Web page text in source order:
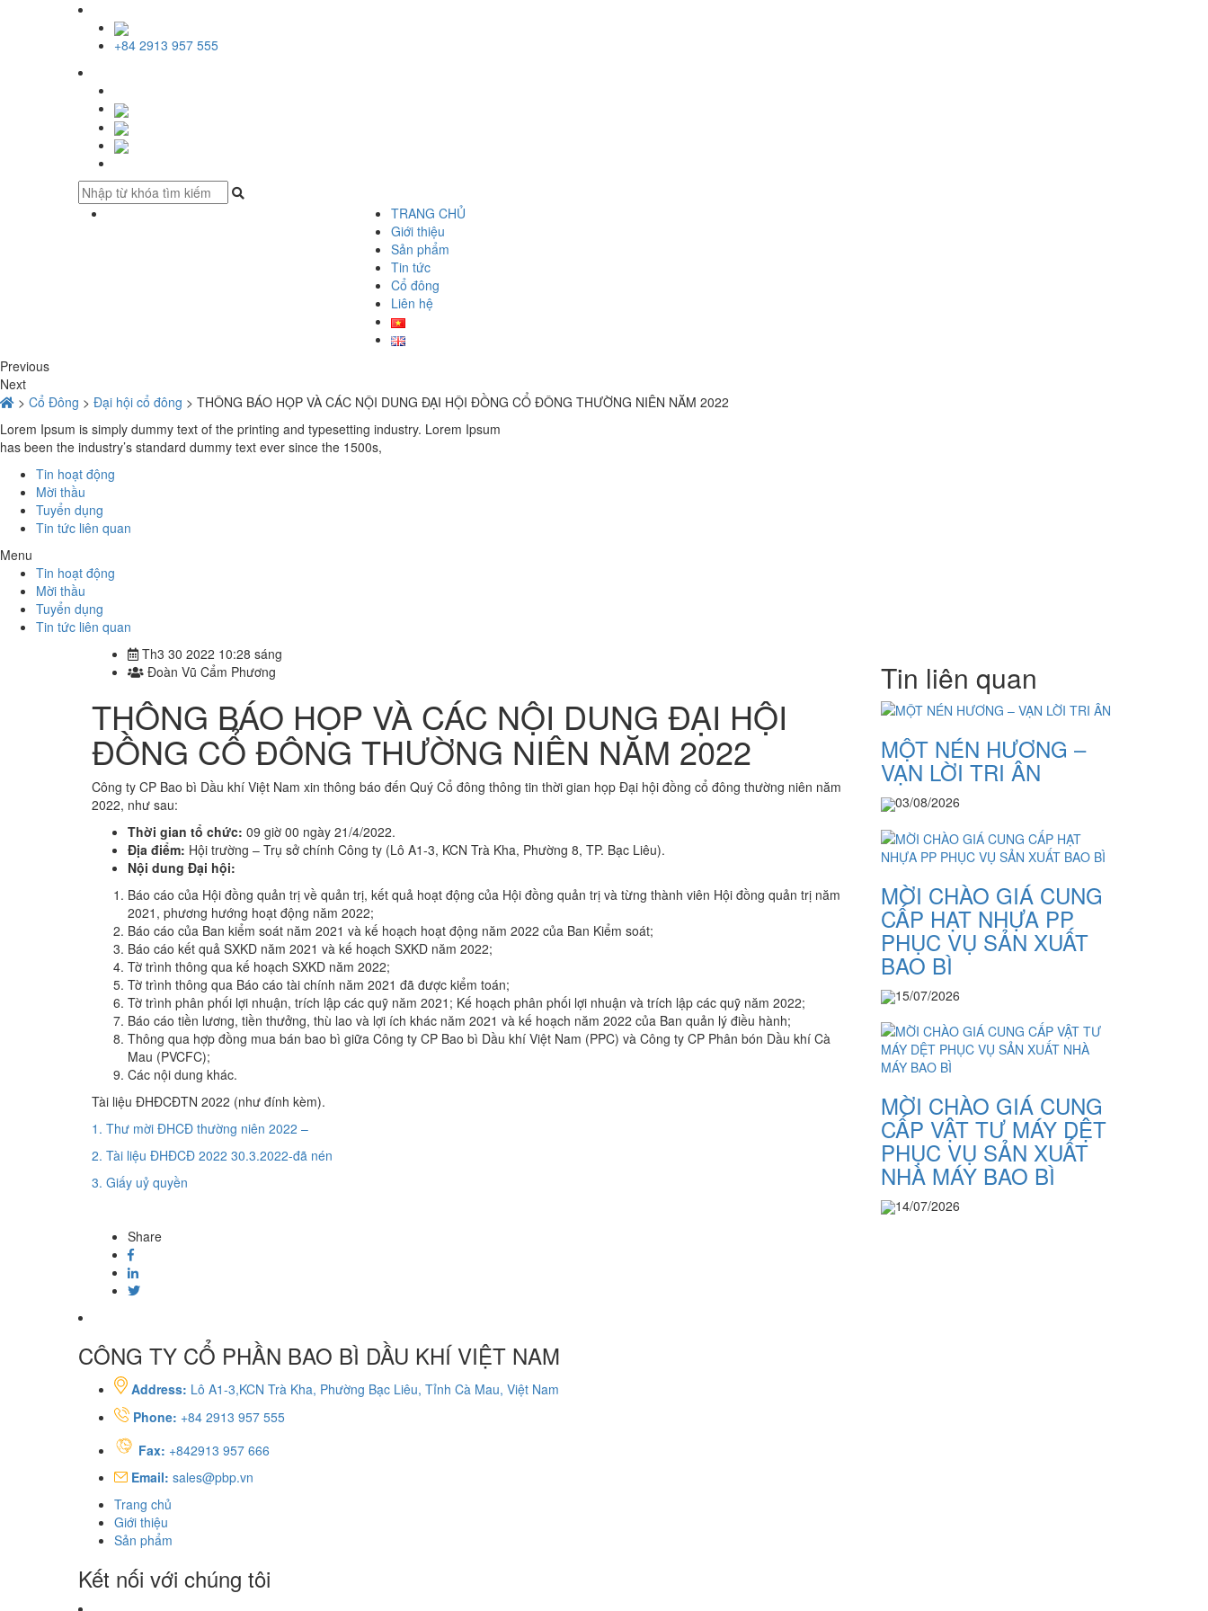
+84 2913 957 555
TRANG CHỦ
Giới thiệu
Sản phẩm
Tin tức
Cổ đông
Liên hệ
Previous
Next
> Cổ Đông > Đại hội cổ đông > THÔNG BÁO HỌP VÀ CÁC NỘI DUNG ĐẠI HỘI ĐỒNG CỔ ĐÔNG THƯỜNG NIÊN NĂM 2022
Lorem Ipsum is simply dummy text of the printing and typesetting industry. Lorem Ipsum
has been the industry’s standard dummy text ever since the 1500s,
Tin hoạt động
Mời thầu
Tuyển dụng
Tin tức liên quan
Menu
Tin hoạt động
Mời thầu
Tuyển dụng
Tin tức liên quan
Th3 30 2022 10:28 sáng
Đoàn Vũ Cẩm Phương
THÔNG BÁO HỌP VÀ CÁC NỘI DUNG ĐẠI HỘI
ĐỒNG CỔ ĐÔNG THƯỜNG NIÊN NĂM 2022
Công ty CP Bao bì Dầu khí Việt Nam xin thông báo đến Quý Cổ đông thông tin thời gian họp Đại hội đồng cổ đông thường niên năm
2022, như sau:
Thời gian tổ chức: 09 giờ 00 ngày 21/4/2022.
Địa điểm: Hội trường – Trụ sở chính Công ty (Lô A1-3, KCN Trà Kha, Phường 8, TP. Bạc Liêu).
Nội dung Đại hội:
Báo cáo của Hội đồng quản trị về quản trị, kết quả hoạt động của Hội đồng quản trị và từng thành viên Hội đồng quản trị năm
2021, phương hướng hoạt động năm 2022;
Báo cáo của Ban kiểm soát năm 2021 và kế hoạch hoạt động năm 2022 của Ban Kiểm soát;
Báo cáo kết quả SXKD năm 2021 và kế hoạch SXKD năm 2022;
Tờ trình thông qua kế hoạch SXKD năm 2022;
Tờ trình thông qua Báo cáo tài chính năm 2021 đã được kiểm toán;
Tờ trình phân phối lợi nhuận, trích lập các quỹ năm 2021; Kế hoạch phân phối lợi nhuận và trích lập các quỹ năm 2022;
Báo cáo tiền lương, tiền thưởng, thù lao và lợi ích khác năm 2021 và kế hoạch năm 2022 của Ban quản lý điều hành;
Thông qua hợp đồng mua bán bao bì giữa Công ty CP Bao bì Dầu khí Việt Nam (PPC) và Công ty CP Phân bón Dầu khí Cà
Mau (PVCFC);
Các nội dung khác.
Tài liệu ĐHĐCĐTN 2022 (như đính kèm).
1. Thư mời ĐHCĐ thường niên 2022 –
2. Tài liệu ĐHĐCĐ 2022 30.3.2022-đã nén
3. Giấy uỷ quyền
Share
Tin liên quan
MỘT NÉN HƯƠNG –
VẠN LỜI TRI ÂN
03/08/2026
MỜI CHÀO GIÁ CUNG
CẤP HẠT NHỰA PP
PHỤC VỤ SẢN XUẤT
BAO BÌ
15/07/2026
MỜI CHÀO GIÁ CUNG
CẤP VẬT TƯ MÁY DỆT
PHỤC VỤ SẢN XUẤT
NHÀ MÁY BAO BÌ
14/07/2026
CÔNG TY CỔ PHẦN BAO BÌ DẦU KHÍ VIỆT NAM
Address: Lô A1-3,KCN Trà Kha, Phường Bạc Liêu, Tỉnh Cà Mau, Việt Nam
Phone: +84 2913 957 555
Fax: +842913 957 666
Email: sales@pbp.vn
Trang chủ
Giới thiệu
Sản phẩm
Kết nối với chúng tôi